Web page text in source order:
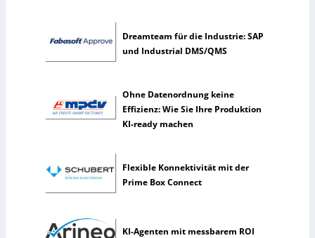
I
e
l
g
e
n
Dreamteam für die Industrie: SAP
und Industrial DMS/QMS
Ohne Datenordnung keine
Effizienz: Wie Sie Ihre Produktion
KI-ready machen
Flexible Konnektivität mit der
Prime Box Connect
KI-Agenten mit messbarem ROI